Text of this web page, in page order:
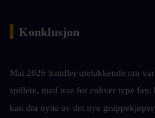
Konklusjon
Mai 2026 handler utelukkende om
spillere, med noe for enhver type fan:
kan dra nytte av det nye